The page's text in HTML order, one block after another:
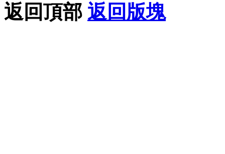
返回頂部 返回版塊